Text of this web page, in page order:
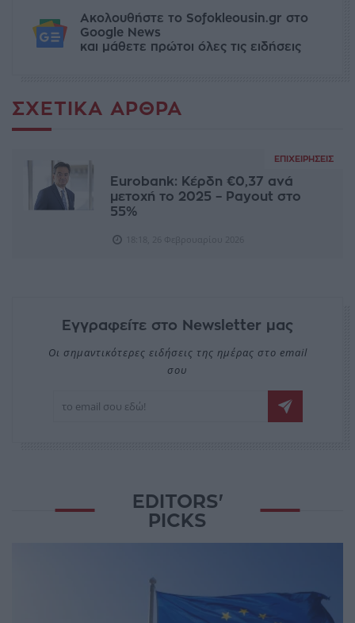
Ακολουθήστε το Sofokleousin.gr στο
Google News
και μάθετε πρώτοι όλες τις ειδήσεις
ΣΧΕΤΙΚΆ ΆΡΘΡΑ
ΕΠΙΧΕΙΡΉΣΕΙΣ
Eurobank: Kέρδη €0,37 ανά
μετοχή το 2025 – Payout στο
55%
Εγγραφείτε στο Newsletter μας
Οι σημαντικότερες ειδήσεις της ημέρας στο email
σου
EDITORS'
PICKS